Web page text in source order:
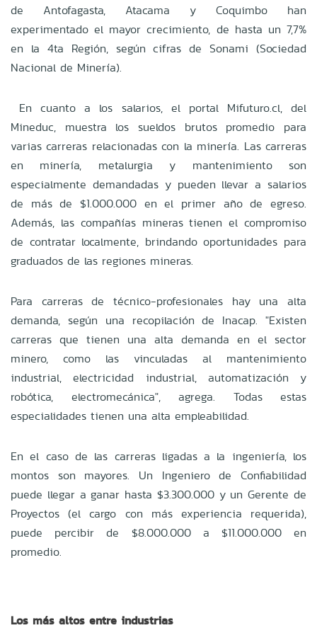
de Antofagasta, Atacama y Coquimbo han
experimentado el mayor crecimiento, de hasta un 7,7%
en la 4ta Región, según cifras de Sonami (Sociedad
Nacional de Minería).
En cuanto a los salarios, el portal Mifuturo.cl, del
Mineduc, muestra los sueldos brutos promedio para
varias carreras relacionadas con la minería. Las carreras
en minería, metalurgia y mantenimiento son
especialmente demandadas y pueden llevar a salarios
de más de $1.000.000 en el primer año de egreso.
Además, las compañías mineras tienen el compromiso
de contratar localmente, brindando oportunidades para
graduados de las regiones mineras.
Para carreras de técnico-profesionales hay una alta
demanda, según una recopilación de Inacap. "Existen
carreras que tienen una alta demanda en el sector
minero, como las vinculadas al mantenimiento
industrial, electricidad industrial, automatización y
robótica, electromecánica", agrega. Todas estas
especialidades tienen una alta empleabilidad.
En el caso de las carreras ligadas a la ingeniería, los
montos son mayores. Un Ingeniero de Confiabilidad
puede llegar a ganar hasta $3.300.000 y un Gerente de
Proyectos (el cargo con más experiencia requerida),
puede percibir de $8.000.000 a $11.000.000 en
promedio.
Los más altos entre industrias